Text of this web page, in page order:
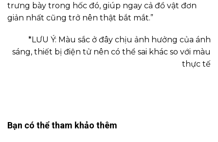
trưng bày trong hốc đó, giúp ngay cả đồ vật đơn
giản nhất cũng trở nên thật bắt mắt.”
*LƯU Ý: Màu sắc ở đây chịu ảnh hưởng của ánh
sáng, thiết bị điện tử nên có thể sai khác so với màu
thực tế
Bạn có thể tham khảo thêm